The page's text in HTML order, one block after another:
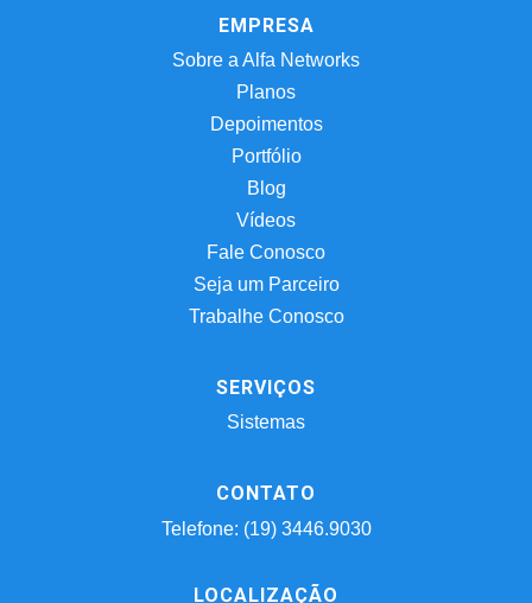
EMPRESA
Sobre a Alfa Networks
Planos
Depoimentos
Portfólio
Blog
Vídeos
Fale Conosco
Seja um Parceiro
Trabalhe Conosco
SERVIÇOS
Sistemas
CONTATO
Telefone: (19) 3446.9030
LOCALIZAÇÃO